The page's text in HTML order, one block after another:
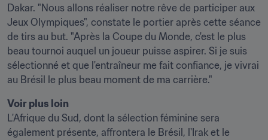
Dakar. "Nous allons réaliser notre rêve de participer aux
Jeux Olympiques", constate le portier après cette séance
de tirs au but. "Après la Coupe du Monde, c'est le plus
beau tournoi auquel un joueur puisse aspirer. Si je suis
sélectionné et que l'entraîneur me fait confiance, je vivrai
au Brésil le plus beau moment de ma carrière."
Voir plus loin
L'Afrique du Sud, dont la sélection féminine sera
également présente, affrontera le Brésil, l'Irak et le